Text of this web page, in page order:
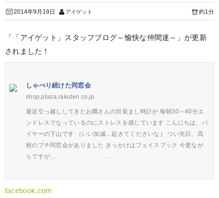
2014年9月19日 アイゲット 約1分
「「アイゲット」スタッフブログ～愉快な仲間達～」が更新
されました！
しゃべり続けた同窓会
shop.plaza.rakuten.co.jp
最近引っ越ししてきたお隣さんの目覚まし時計が 毎朝30～40分エ
ンドレスでなっているのにストレスを感じています こんにちは、バ
イヤーの下山です （いい加減…起きてくださいな） つい先日、高
校のプチ同窓会がありました きっかけはフェイスブック 今更なが
らですが… …
facebook.com